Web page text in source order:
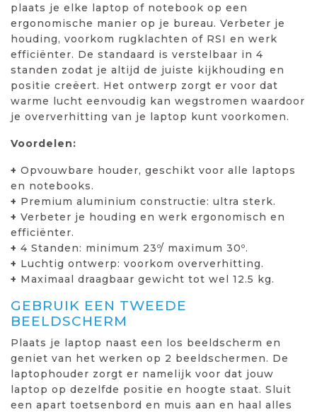
plaats je elke laptop of notebook op een
ergonomische manier op je bureau. Verbeter je
houding, voorkom rugklachten of RSI en werk
efficiënter. De standaard is verstelbaar in 4
standen zodat je altijd de juiste kijkhouding en
positie creëert. Het ontwerp zorgt er voor dat
warme lucht eenvoudig kan wegstromen waardoor
je oververhitting van je laptop kunt voorkomen.
Voordelen:
+ Opvouwbare houder, geschikt voor alle laptops
en notebooks.
+ Premium aluminium constructie: ultra sterk.
+ Verbeter je houding en werk ergonomisch en
efficiënter.
+ 4 Standen: minimum 23º/ maximum 30º.
+ Luchtig ontwerp: voorkom oververhitting.
+ Maximaal draagbaar gewicht tot wel 12.5 kg.
GEBRUIK EEN TWEEDE
BEELDSCHERM
Plaats je laptop naast een los beeldscherm en
geniet van het werken op 2 beeldschermen. De
laptophouder zorgt er namelijk voor dat jouw
laptop op dezelfde positie en hoogte staat. Sluit
een apart toetsenbord en muis aan en haal alles